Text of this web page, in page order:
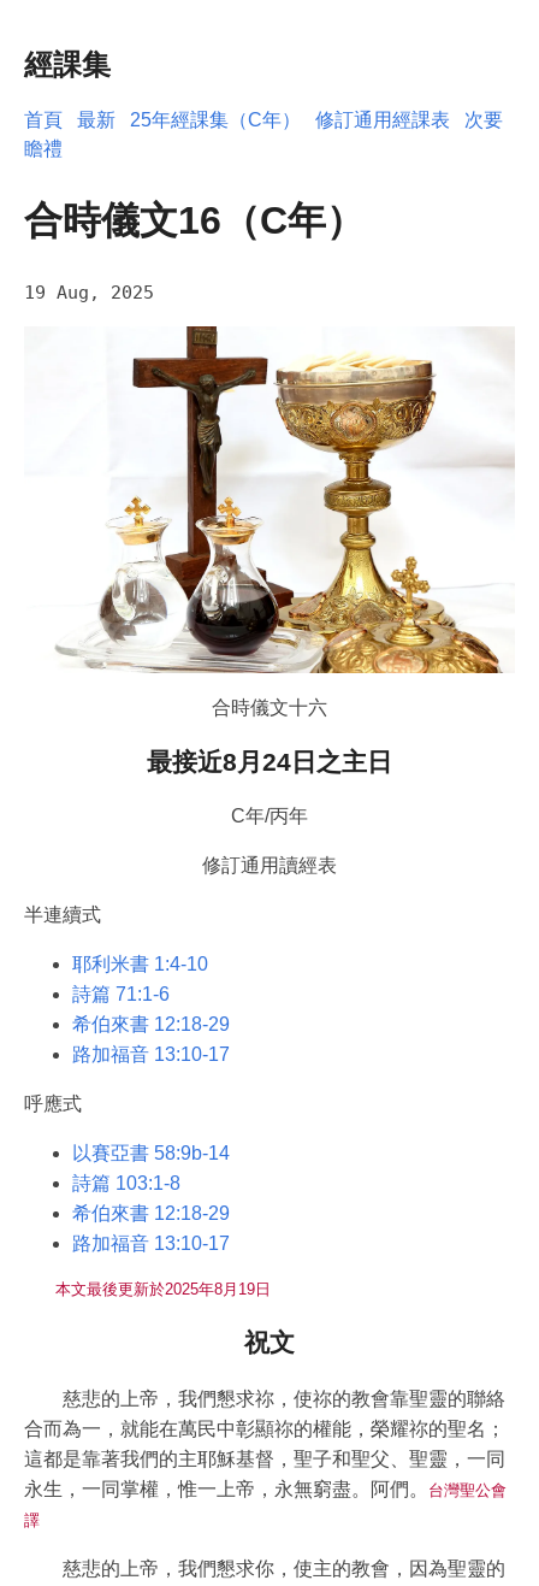
經課集
首頁 最新 25年經課集（C年） 修訂通用經課表
次要
瞻禮
合時儀文16（C年）
19 Aug, 2025
合時儀文十六
最接近8月24日之主日
C年/丙年
修訂通用讀經表
半連續式
耶利米書 1:4-10
詩篇 71:1-6
希伯來書 12:18-29
路加福音 13:10-17
呼應式
以賽亞書 58:9b-14
詩篇 103:1-8
希伯來書 12:18-29
路加福音 13:10-17
本文最後更新於2025年8月19日
祝文
慈悲的上帝，我們懇求祢，使祢的教會靠聖靈的聯絡
合而為一，就能在萬民中彰顯祢的權能，榮耀祢的聖名；
這都是靠著我們的主耶穌基督，聖子和聖父、聖靈，一同
永生，一同掌權，惟一上帝，永無窮盡。阿們。
台灣聖公會
譯
慈悲的上帝，我們懇求你，使主的教會，因為聖靈的